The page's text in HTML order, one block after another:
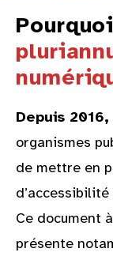
Depuis 2016,
organismes
de mettre en
Ce document
présente